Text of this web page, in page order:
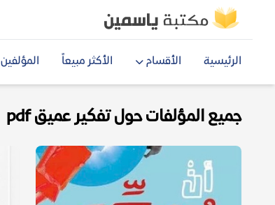
الرئيسية الأقسام الأكثر مبيعاً المؤلفين
جميع المؤلفات حول تفكير عميق pdf